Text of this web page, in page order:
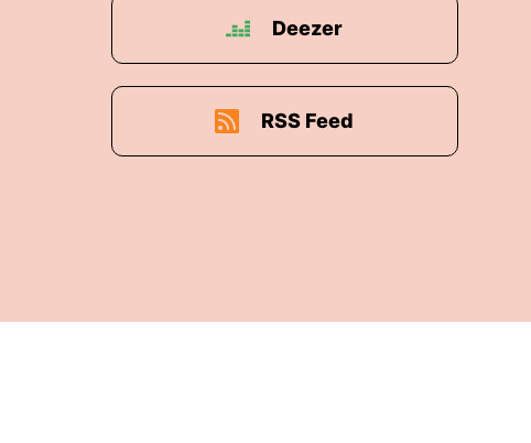
Deezer
RSS Feed